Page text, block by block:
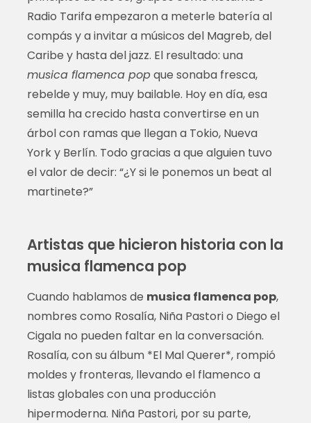
Radio Tarifa empezaron a meterle batería al
compás y a invitar a músicos del Magreb, del
Caribe y hasta del jazz. El resultado: una
musica flamenca popque sonaba fresca,
rebelde y muy, muy bailable. Hoy en día, esa
semilla ha crecido hasta convertirse en un
árbol con ramas que llegan a Tokio, Nueva
York y Berlín. Todo gracias a que alguien tuvo
el valor de decir: “¿Y si le ponemos un beat al
martinete?”
Artistas que hicieron historia con la
musica flamenca pop
Cuando hablamos de musica flamenca pop,
nombres como Rosalía, Niña Pastori o Diego el
Cigala no pueden faltar en la conversación.
Rosalía, con su álbum *El Mal Querer*, rompió
moldes y fronteras, llevando el flamenco a
listas globales con una producción
hipermoderna. Niña Pastori, por su parte,